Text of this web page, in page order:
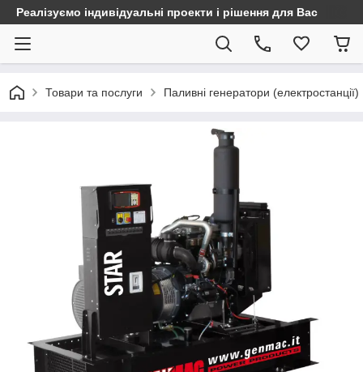
Реалізуємо індивідуальні проекти і рішення для Вас
Товари та послуги Паливні генератори (електростанції)